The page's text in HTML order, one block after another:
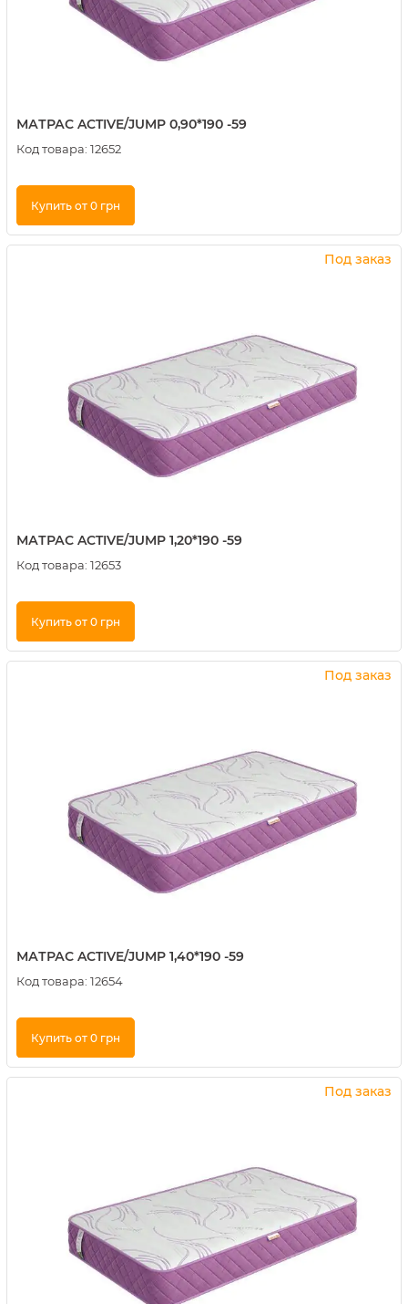
МАТРАС ACTIVE/JUMP 0,90*190 -59
Код товара: 12652
Купить от 0 грн
Купить в 1 клик
Под заказ
МАТРАС ACTIVE/JUMP 1,20*190 -59
Код товара: 12653
Купить от 0 грн
Купить в 1 клик
Под заказ
МАТРАС ACTIVE/JUMP 1,40*190 -59
Код товара: 12654
Купить от 0 грн
Купить в 1 клик
Под заказ